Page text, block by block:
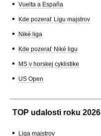
Vuelta a España
Kde pozerať Ligu majstrov
Niké liga
Kde pozerať Niké ligu
MS v horskej cyklistike
US Open
TOP udalosti roku 2026
Liga majstrov